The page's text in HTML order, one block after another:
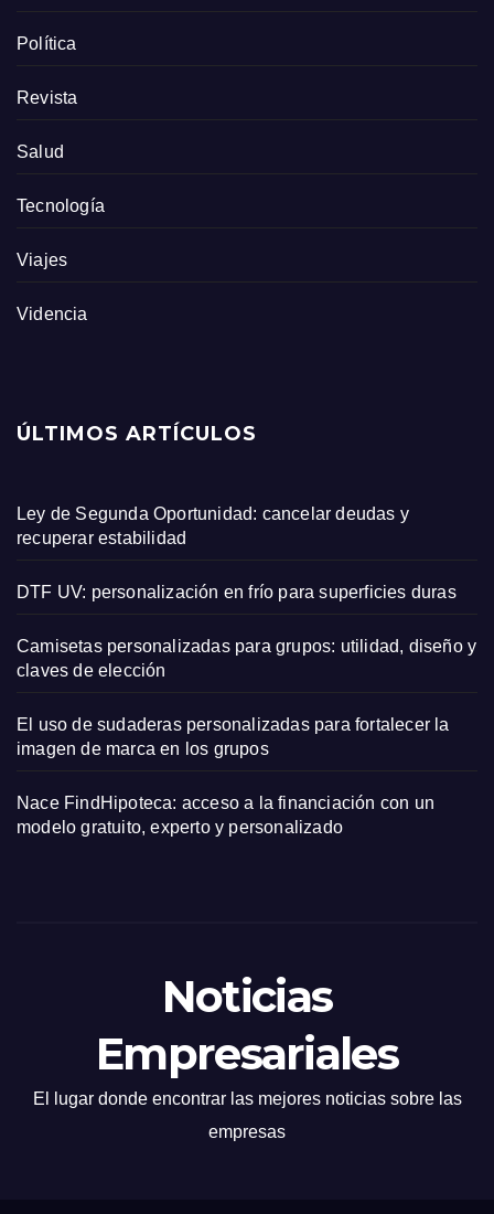
Política
Revista
Salud
Tecnología
Viajes
Videncia
ÚLTIMOS ARTÍCULOS
Ley de Segunda Oportunidad: cancelar deudas y
recuperar estabilidad
DTF UV: personalización en frío para superficies duras
Camisetas personalizadas para grupos: utilidad, diseño y
claves de elección
El uso de sudaderas personalizadas para fortalecer la
imagen de marca en los grupos
Nace FindHipoteca: acceso a la financiación con un
modelo gratuito, experto y personalizado
Noticias
Empresariales
El lugar donde encontrar las mejores noticias sobre las
empresas